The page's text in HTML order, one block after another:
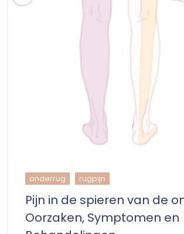
onderrug rugpijn
Pijn in de spieren van de
Oorzaken, Symptomen en